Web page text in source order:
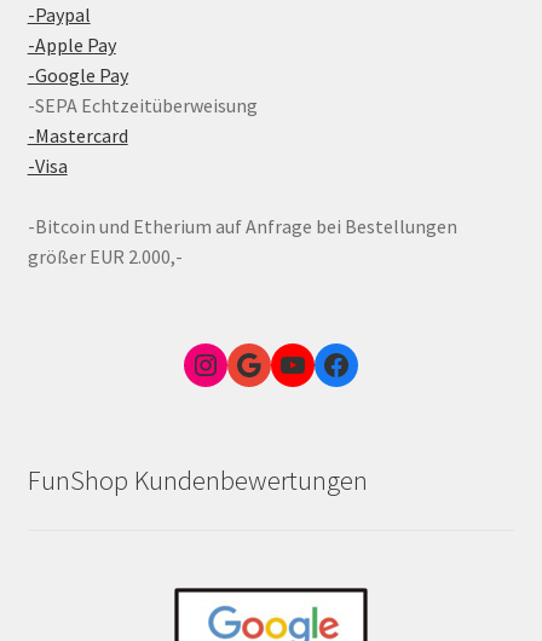
-Paypal
-Apple Pay
-Google Pay
-SEPA Echtzeitüberweisung
-Mastercard
-Visa
-Bitcoin und Etherium auf Anfrage bei Bestellungen
größer EUR 2.000,-
Instagram
Google Link zum FunShop WienYouTubeFacebook
FunShop Kundenbewertungen